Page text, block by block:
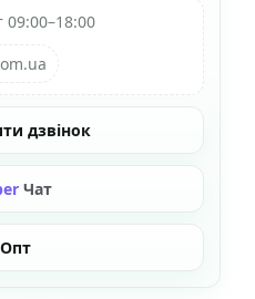
09:00–18:00
дзвінок
Чат
Опт